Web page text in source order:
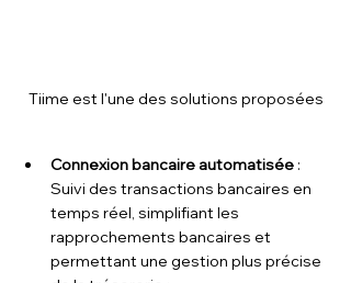
Tiime est l'une des solutions proposées
Connexion bancaire automatisée :
Suivi des transactions bancaires en
temps réel, simplifiant les
rapprochements bancaires et
permettant une gestion plus précise